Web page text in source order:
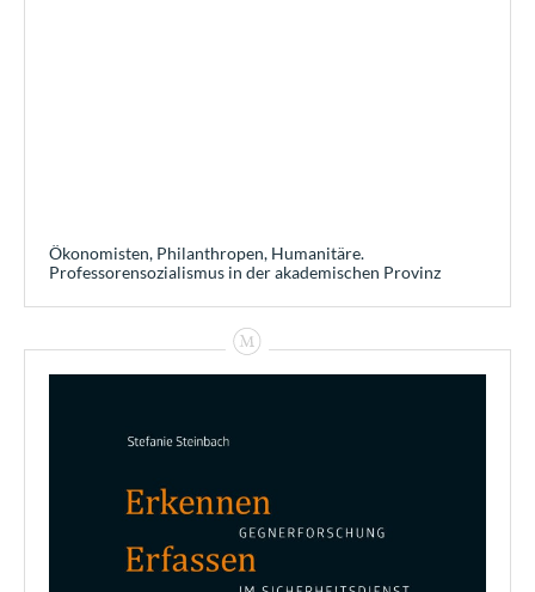
Ökonomisten, Philanthropen, Humanitäre.
Professorensozialismus in der akademischen Provinz